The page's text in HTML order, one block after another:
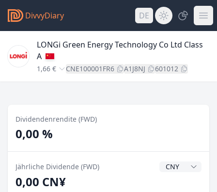
DivvyDiary DE
LONGi Green Energy Technology Co Ltd Class
A
1,66 € CNE100001FR6 A1J8NJ 601012
Dividendenrendite (FWD)
0,00 %
Jährliche Dividende (FWD)
0,00 CN¥